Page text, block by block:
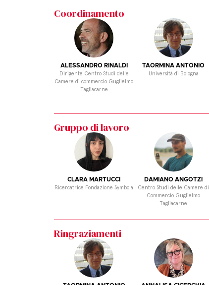
Coordinamento
ALESSANDRO RINALDI
Dirigente Centro Studi delle
Camere di commercio Guglielmo
Tagliacarne
TAORMINA ANTONIO
Università di Bologna
Gruppo di lavoro
CLARA MARTUCCI
Ricercatrice Fondazione Symbola
DAMIANO ANGOTZI
Centro Studi delle Camere di
Commercio Guglielmo
Tagliacarne
Ringraziamenti